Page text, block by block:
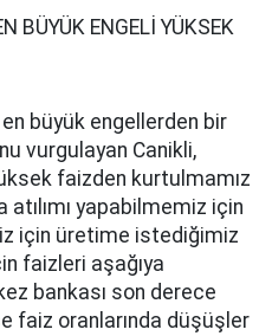
BÜYÜK ENGELİ YÜKSEK
büyük engellerden bir
vurgulayan Canikli,
faizden kurtulmamız
yapabilmemiz için
için üretime istediğimiz
faizleri aşağıya
bankası son derece
faiz oranlarında düşüşler